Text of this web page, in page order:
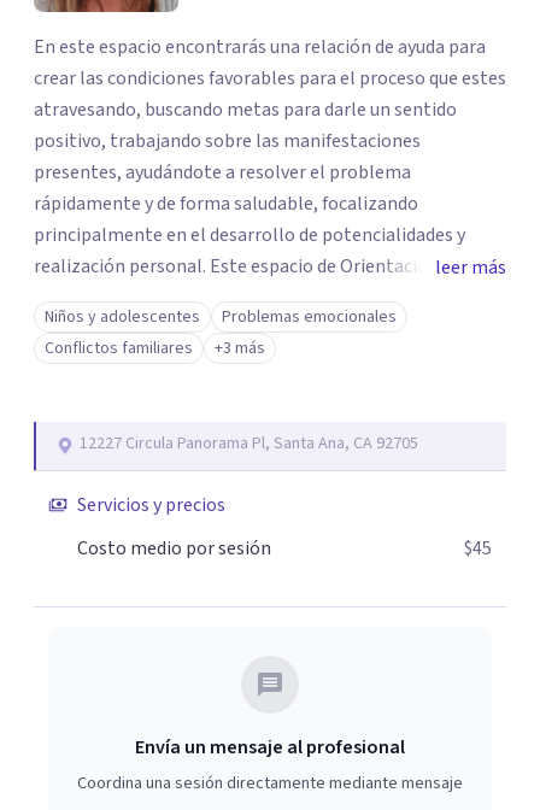
En este espacio encontrarás una relación de ayuda para
crear las condiciones favorables para el proceso que estes
atravesando, buscando metas para darle un sentido
positivo, trabajando sobre las manifestaciones
presentes, ayudándote a resolver el problema
rápidamente y de forma saludable, focalizando
principalmente en el desarrollo de potencialidades y
realización personal. Este espacio de Orientación
Psicológica tiene como objetivos promover el
crecimiento preservar la salud mental, modificar el estilo
de vida si buscas mayor calidad de vida. Situaciones son
frecuentes a la paternidad, corregir determinados
comportamientos de un hijo adolescente, problemas en
pareja, manejo de diversas situaciones que pueden causar
angustia emocional. Este espacio puede ser el adecuado
potencialmente te permitan asumir el proceso de
mismo, la estabilidad emocional para identificar las
fortalezas y debilidades afectivas y poder participar en la
sociedad con tus metas y motivaciones.
leer más
Niños y adolescentes
Problemas emocionales
Conflictos familiares
+3 más
12227 Circula Panorama Pl, Santa Ana, CA 92705
Servicios y precios
Costo medio por sesión
$45
Envía un mensaje al profesional
Coordina una sesión directamente mediante mensaje